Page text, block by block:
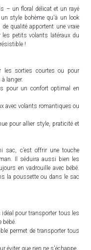
– un floral délicat et un rayé
style bohème qu'à un look
qualité apportent une vraie
les petits volants latéraux du
!
les sorties courtes ou pour
langer.
pour un confort optimal en
avec volants romantiques ou
pour allier style, praticité et
c’est offrir une touche
Il séduira aussi bien les
en vadrouille avec bébé.
la poussette ou dans le sac
pour transporter tous les
permet de transporter tous
éviter que rien ne s'échappe.